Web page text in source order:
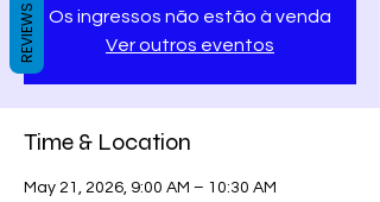
Os ingressos não estão à venda
Ver outros eventos
Time & Location
May 21, 2026, 9:00 AM – 10:30 AM
REVIEWS